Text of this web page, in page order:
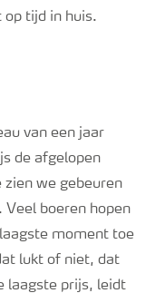
tijd in huis.
van een jaar
de afgelopen
we gebeuren
boeren hopen
moment toe
lukt of niet, dat
laagste prijs, leidt